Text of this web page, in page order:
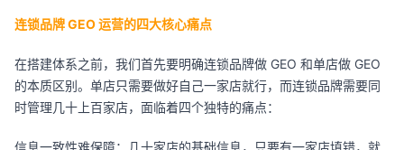
连锁品牌 GEO 运营的四大核心痛点
在搭建体系之前，我们首先要明确连锁品牌做 GEO 和单店做 GEO
的本质区别。单店只需要做好自己一家店就行，而连锁品牌需要同
时管理几十上百家店，面临着四个独特的痛点：
信息一致性难保障：几十家店的基础信息，只要有一家店填错，就